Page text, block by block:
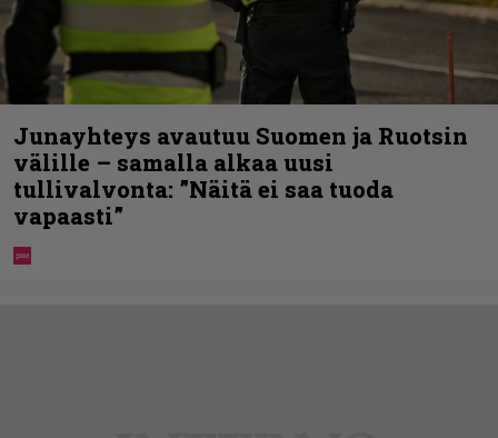
Junayhteys avautuu Suomen ja Ruotsin
välille – samalla alkaa uusi
tullivalvonta: ”Näitä ei saa tuoda
vapaasti”